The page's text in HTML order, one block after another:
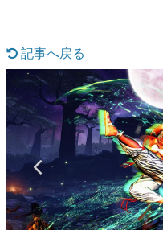
マンガ
女性向け
アプリレビュー
その他
電ファミニコゲーマーとは？
記事へ戻る